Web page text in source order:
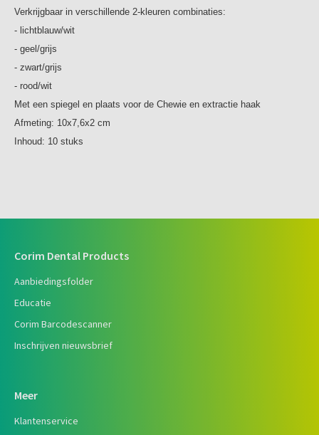
Verkrijgbaar in verschillende 2-kleuren combinaties:
- lichtblauw/wit
- geel/grijs
- zwart/grijs
- rood/wit
Met een spiegel en plaats voor de Chewie en extractie haak
Afmeting: 10x7,6x2 cm
Inhoud: 10 stuks
Corim Dental Products
Aanbiedingsfolder
Educatie
Corim Barcodescanner
Inschrijven nieuwsbrief
Meer
Klantenservice